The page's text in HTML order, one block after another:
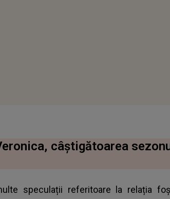
câștigătoarea
speculații referitoare la relația